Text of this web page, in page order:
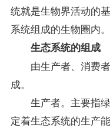
统就是生物界活动的
系统组成的生物圈内。
生态系统的组成
由生产者、消费者
成。
生产者。主要指绿
定着生态系统的生产